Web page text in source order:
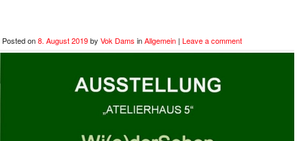
Posted on8. August 2019by Vok Dams inAllgemein | Leave a comment